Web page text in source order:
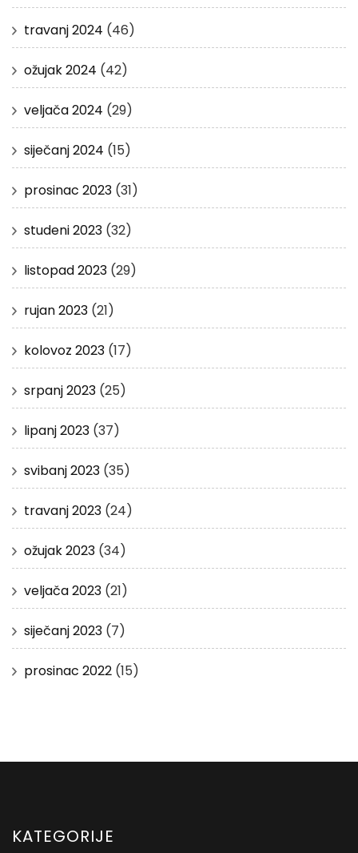
travanj 2024 (46)
ožujak 2024 (42)
veljača 2024 (29)
siječanj 2024 (15)
prosinac 2023 (31)
studeni 2023 (32)
listopad 2023 (29)
rujan 2023 (21)
kolovoz 2023 (17)
srpanj 2023 (25)
lipanj 2023 (37)
svibanj 2023 (35)
travanj 2023 (24)
ožujak 2023 (34)
veljača 2023 (21)
siječanj 2023 (7)
prosinac 2022 (15)
KATEGORIJE